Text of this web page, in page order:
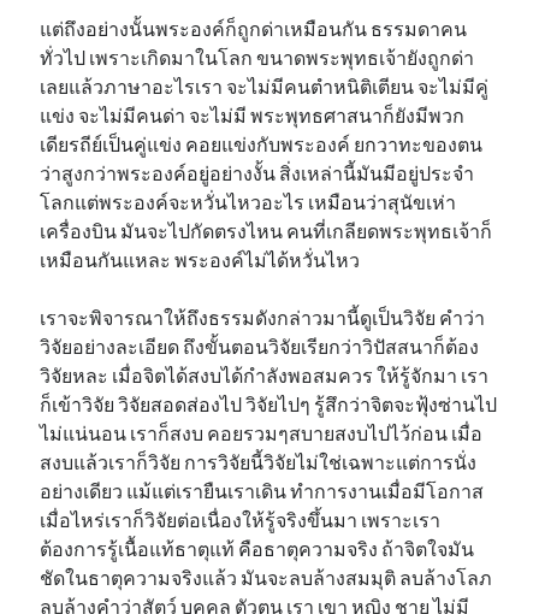
แต่ถึงอย่างนั้นพระองค์ก็ถูกด่าเหมือนกัน ธรรมดาคน
ทั่วไป เพราะเกิดมาในโลก ขนาดพระพุทธเจ้ายังถูกด่า
เลยแล้วภาษาอะไรเรา จะไม่มีคนตำหนิติเตียน จะไม่มีคู่
แข่ง จะไม่มีคนด่า จะไม่มี พระพุทธศาสนาก็ยังมีพวก
เดียรถีย์เป็นคู่แข่ง คอยแข่งกับพระองค์ ยกวาทะของตน
ว่าสูงกว่าพระองค์อยู่อย่างงั้น สิ่งเหล่านี้มันมีอยู่ประจำ
โลกแต่พระองค์จะหวั่นไหวอะไร เหมือนว่าสุนัขเห่า
เครื่องบิน มันจะไปกัดตรงไหน คนที่เกลียดพระพุทธเจ้าก็
เหมือนกันแหละ พระองค์ไม่ได้หวั่นไหว
เราจะพิจารณาให้ถึงธรรมดังกล่าวมานี้ดูเป็นวิจัย คำว่า
วิจัยอย่างละเอียด ถึงขั้นตอนวิจัยเรียกว่าวิปัสสนาก็ต้อง
วิจัยหละ เมื่อจิตได้สงบได้กำลังพอสมควร ให้รู้จักมา เรา
ก็เข้าวิจัย วิจัยสอดส่องไป วิจัยไปๆ รู้สึกว่าจิตจะฟุ้งซ่านไป
ไม่แน่นอน เราก็สงบ คอยรวมๆสบายสงบไปไว้ก่อน เมื่อ
สงบแล้วเราก็วิจัย การวิจัยนี้วิจัยไม่ใช่เฉพาะแต่การนั่ง
อย่างเดียว แม้แต่เรายืนเราเดิน ทำการงานเมื่อมีโอกาส
เมื่อไหร่เราก็วิจัยต่อเนื่องให้รู้จริงขึ้นมา เพราะเรา
ต้องการรู้เนื้อแท้ธาตุแท้ คือธาตุความจริง ถ้าจิตใจมัน
ชัดในธาตุความจริงแล้ว มันจะลบล้างสมมุติ ลบล้างโลภ
ลบล้างคำว่าสัตว์ บุคคล ตัวตน เรา เขา หญิง ชาย ไม่มี